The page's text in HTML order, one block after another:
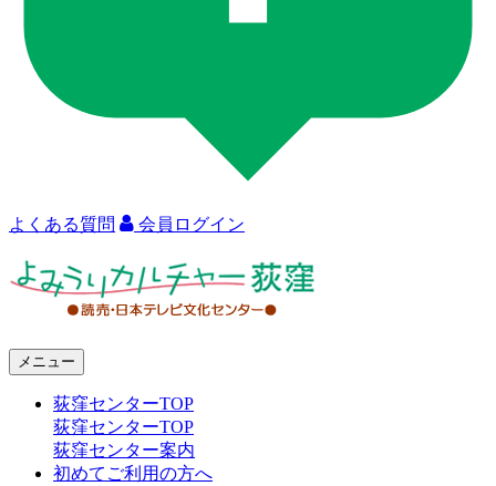
よくある質問 会員ログイン
メニュー
荻窪センターTOP
荻窪センターTOP
荻窪センター案内
初めてご利用の方へ